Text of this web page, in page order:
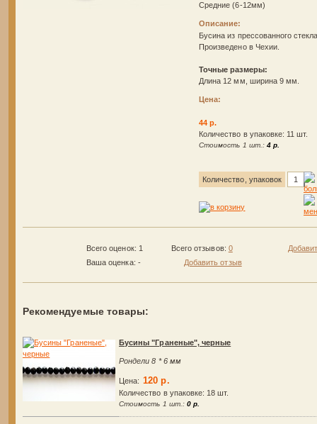
Средние (6-12мм)
Описание:
Бусина из прессованного
Произведено в Чехии.
Точные размеры:
Длина 12 мм, ширина 9 мм.
Цена:
44 р.
Количество в упаковке: 11 шт.
Стоимость 1 шт.: 4 р.
Количество, упаковок
Всего оценок: 1
Ваша оценка: -
Всего отзывов: 0
Добавить отзыв
Рекомендуемые товары:
Бусины "Граненые", черные
Рондели 8 * 6 мм
Цена: 120 р.
Количество в упаковке: 18 шт.
Стоимость 1 шт.: 0 р.